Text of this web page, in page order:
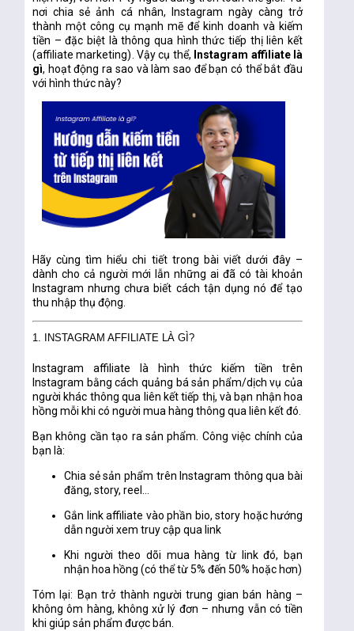
nơi chia sẻ ảnh cá nhân, Instagram ngày càng trở
thành một công cụ mạnh mẽ để kinh doanhvà kiếm
tiền – đặc biệt là thông qua hình thứctiếp thị liên kết
(affiliate marketing) . Vậy cụ thể, Instagram affiliate là
gì, hoạt động ra sao và làm sao để bạn có thể bắt đầu
với hình thức này?
Hãy cùng tìm hiểu chi tiết trong bài viết dưới đây –
dành cho cả người mới lẫn những ai đã có tài khoản
Instagram nhưng chưa biết cách tận dụng nó để tạo
thu nhập thụ động.
1. INSTAGRAM AFFILIATE LÀ GÌ?
Instagram affiliate là hình thức
kiếm tiền trên
Instagram bằng cách quảng bá sản phẩm/dịch vụ của
người khác thông qua liên kết tiếp thị, và bạn nhận hoa
hồng mỗi khi có người mua hàng thông qua liên kết đó.
Bạn không cần tạo ra sản phẩm. Công việc chính của
bạn là:
Chia sẻ sản phẩm trên Instagram thông qua bài
đăng, story, reel…
Gắn link affiliate vào phần bio, story hoặc hướng
dẫn người xem truy cập qua link
Khi người theo dõi mua hàng từ link đó, bạn
nhận hoa hồng (có thể từ 5% đến 50% hoặc hơn)
Tóm lại: Bạn trở thành người trung gian bán hàng –
không ôm hàng, không xử lý đơn – nhưng vẫn có tiền
khi giúp sản phẩm được bán.